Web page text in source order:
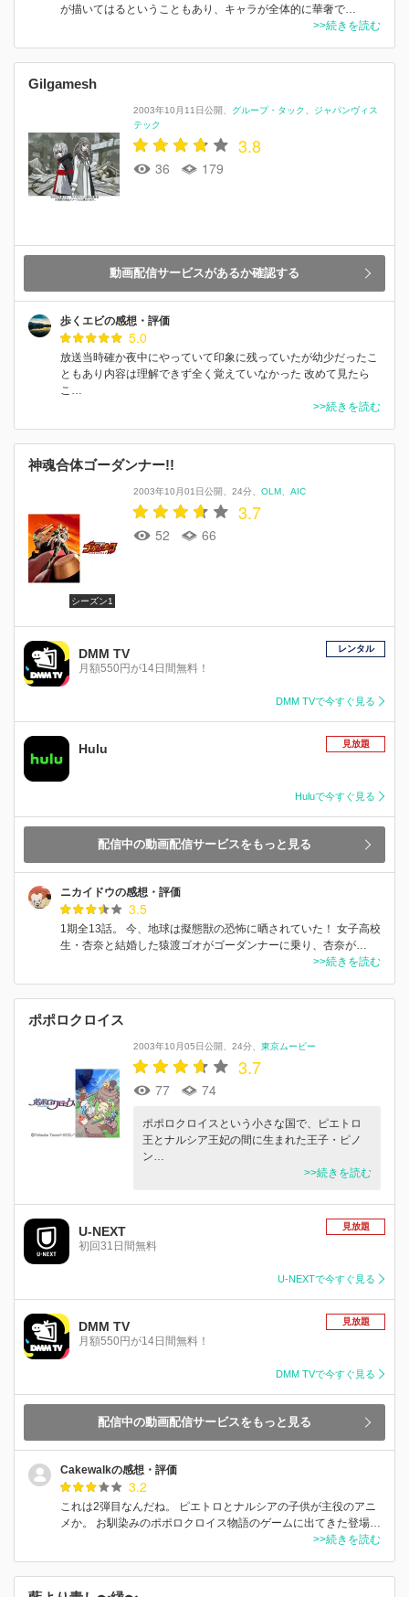
が描いてはるということもあり、キャラが全体的に華奢で…
>>続きを読む
Gilgamesh
2003年10月11日公開 グループ・タック
ジャパンヴィス
テック
3.8
36 179
動画配信サービスがあるか確認する
歩くエビの感想・評価
5.0
放送当時確か夜中にやっていて印象に残っていたが幼少だったこ
ともあり内容は理解できず全く覚えていなかった 改めて見たら
こ…
>>続きを読む
神魂合体ゴーダンナー!!
シーズン1
2003年10月01日公開 24分 OLM AIC
3.7
52 66
DMM TV
月額550円が14日間無料！
レンタル
DMM TVで今すぐ見る
Hulu 見放題
Huluで今すぐ見る
配信中の動画配信サービスをもっと見る
ニカイドウの感想・評価
3.5
1期全13話。 今、地球は擬態獣の恐怖に晒されていた！ 女子高校
生・杏奈と結婚した猿渡ゴオがゴーダンナーに乗り、杏奈が…
>>続きを読む
ポポロクロイス
2003年10月05日公開 24分 東京ムービー
3.7
77 74
ポポロクロイスという小さな国で、ピエトロ
王とナルシア王妃の間に生まれた王子・ピノ
ン…
>>続きを読む
U-NEXT
初回31日間無料
見放題
U-NEXTで今すぐ見る
DMM TV
月額550円が14日間無料！
見放題
DMM TVで今すぐ見る
配信中の動画配信サービスをもっと見る
Cakewalkの感想・評価
3.2
これは2弾目なんだね。 ピエトロとナルシアの子供が主役のアニ
メか。 お馴染みのポポロクロイス物語のゲームに出てきた登場…
>>続きを読む